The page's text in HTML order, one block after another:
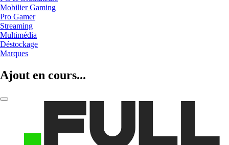
Mobilier Gaming
Pro Gamer
Streaming
Multimédia
Déstockage
Marques
Ajout en cours...